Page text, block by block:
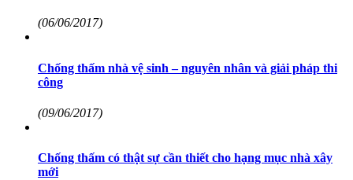
(06/06/2017)
Chống thấm nhà vệ sinh – nguyên nhân và giải pháp thi
công
(09/06/2017)
Chống thấm có thật sự cần thiết cho hạng mục nhà xây
mới